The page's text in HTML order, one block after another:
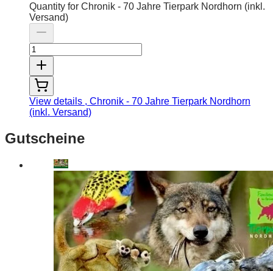
Quantity for Chronik - 70 Jahre Tierpark Nordhorn (inkl.
Versand)
View details , Chronik - 70 Jahre Tierpark Nordhorn
(inkl. Versand)
Gutscheine